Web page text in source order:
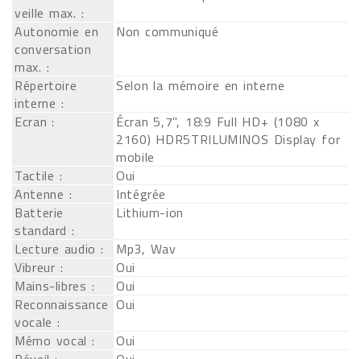
veille max. :
Autonomie en
conversation
max. :
Non communiqué
Répertoire
interne :
Selon la mémoire en interne
Ecran :
Écran 5,7", 18:9 Full HD+ (1080 x
2160) HDR5TRILUMINOS Display for
mobile
Tactile :
Oui
Antenne :
Intégrée
Batterie
standard :
Lithium-ion
Lecture audio :
Mp3, Wav
Vibreur :
Oui
Mains-libres :
Oui
Reconnaissance
vocale :
Oui
Mémo vocal :
Oui